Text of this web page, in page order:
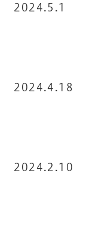
2024.5.1
2024.4.18
2024.2.10